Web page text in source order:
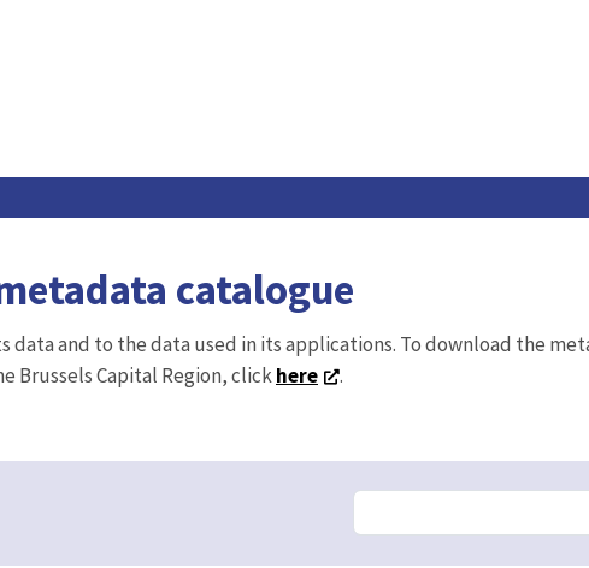
catalogue
data and to the data used in its applications. To download the
Brussels Capital Region, clickhere .